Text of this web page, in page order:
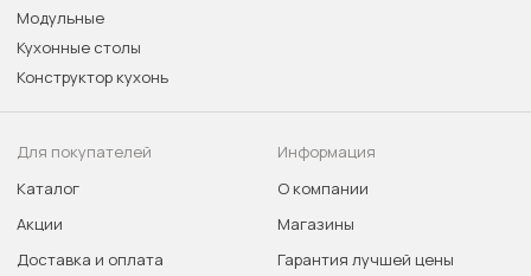
Модульные
Кухонные столы
Конструктор кухонь
Для покупателей
Каталог
Акции
Доставка и оплата
Информация
О компании
Магазины
Гарантия лучшей цены